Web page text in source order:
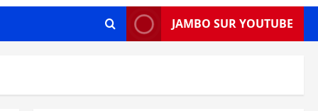
JAMBO SUR YOUTUBE